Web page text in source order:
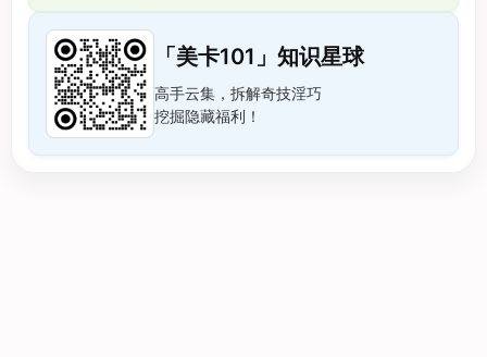
「美卡101」知识星球
高手云集，拆解奇技淫巧
挖掘隐藏福利！